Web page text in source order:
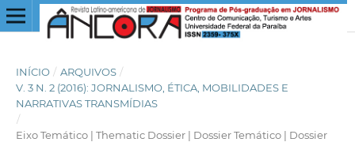
INÍCIO / ARQUIVOS /
V. 3 N. 2 (2016): JORNALISMO, ÉTICA, MOBILIDADES E
NARRATIVAS TRANSMÍDIAS
/
Eixo Temático | Thematic Dossier | Dossier Temático | Dossier